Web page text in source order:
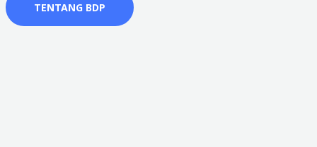
TENTANG BDP